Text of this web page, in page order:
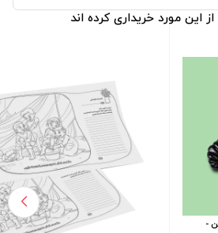
این مورد خریداری کرده اند
-